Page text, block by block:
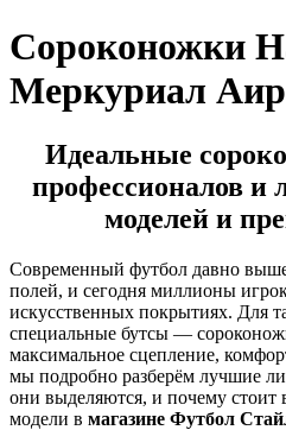
Cороконожки
Меркуриал
Идеальные
профессионалов и
моделей и
Современный футбол давно
полей, и сегодня миллионы
искусственных покрытиях. Для
специальные бутсы —
максимальное сцепление,
мы подробно разберём лучшие
они выделяются, и почему стоит
модели в магазине Футбол